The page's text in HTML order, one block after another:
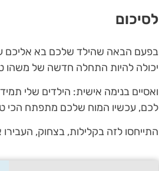
לסיכום
בפעם הבאה שהילד שלכם בא אליכם
יכולה להיות התחלה חדשה של משהו
ואסיים בנימה אישית: הילדים שלי
לכם, עכשיו המוח שלכם מתפתח הכי
התייחסו לזה בקלילות, בצחוק,